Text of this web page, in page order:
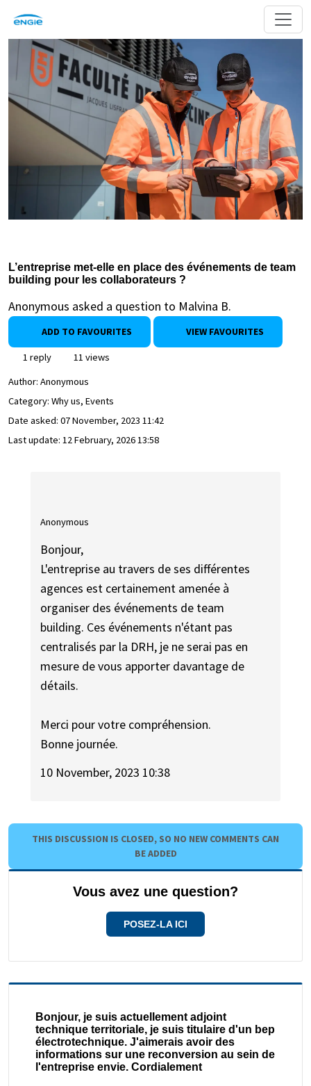
L’entreprise met-elle en place des événements de team
building pour les collaborateurs ?
Anonymous asked a question to Malvina B.
ADD TO FAVOURITES VIEW FAVOURITES
1 reply
11 views
Author: Anonymous
Category: Why us, Events
Date asked: 07 November, 2023 11:42
Last update: 12 February, 2026 13:58
Anonymous
Bonjour,
L'entreprise au travers de ses différentes
agences est certainement amenée à
organiser des événements de team
building. Ces événements n'étant pas
centralisés par la DRH, je ne serai pas en
mesure de vous apporter davantage de
détails.
Merci pour votre compréhension.
Bonne journée.
10 November, 2023 10:38
THIS DISCUSSION IS CLOSED, SO NO NEW COMMENTS CAN
BE ADDED
Vous avez une question?
POSEZ-LA ICI
Bonjour, je suis actuellement adjoint
technique territoriale, je suis titulaire d'un bep
électrotechnique. J'aimerais avoir des
informations sur une reconversion au sein de
l'entreprise envie. Cordialement